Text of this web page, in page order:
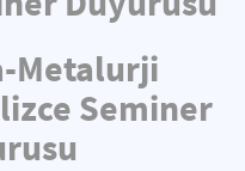
Metalurji
Seminer